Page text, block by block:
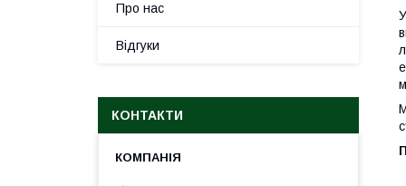
Про нас
Відгуки
КОНТАКТИ